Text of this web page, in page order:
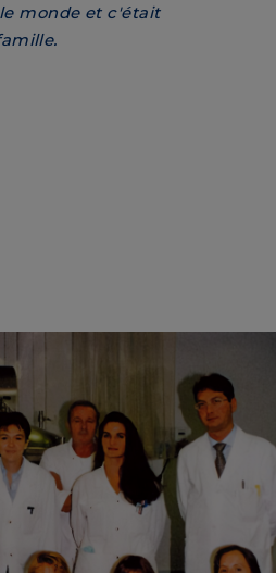
monde et c'était